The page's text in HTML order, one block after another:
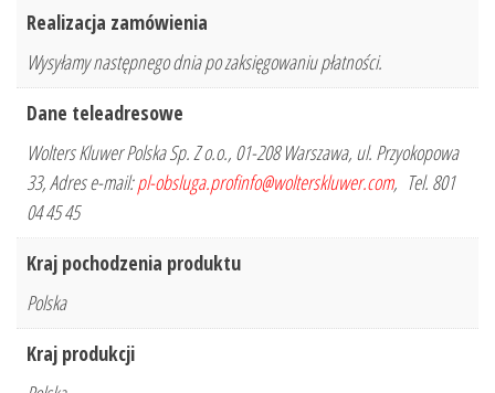
Realizacja zamówienia
Wysyłamy następnego dnia po zaksięgowaniu płatności.
Dane teleadresowe
Wolters Kluwer Polska Sp. Z o.o., 01-208 Warszawa, ul. Przyokopowa
33, Adres e-mail:pl-obsluga.profinfo@wolterskluwer.com, Tel. 801
04 45 45
Kraj pochodzenia produktu
Polska
Kraj produkcji